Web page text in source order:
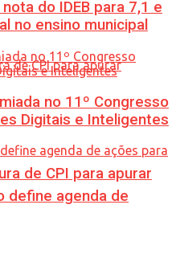
de CPI para apurar
do IDEB para 7,1 e
no ensino municipal
no 11º Congresso
Digitais e Inteligentes
define agenda de